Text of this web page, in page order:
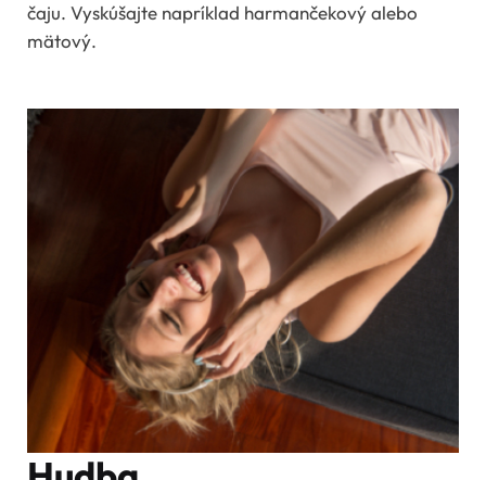
čaju. Vyskúšajte napríklad harmančekový alebo
mätový.